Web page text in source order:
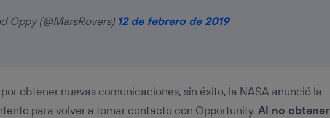
Oppy (@MarsRovers) 12 de febrero de 2019
obtener nuevas comunicaciones, sin éxito, la NASA anunció la
para volver a tomar contacto con Opportunity. Al no obtener